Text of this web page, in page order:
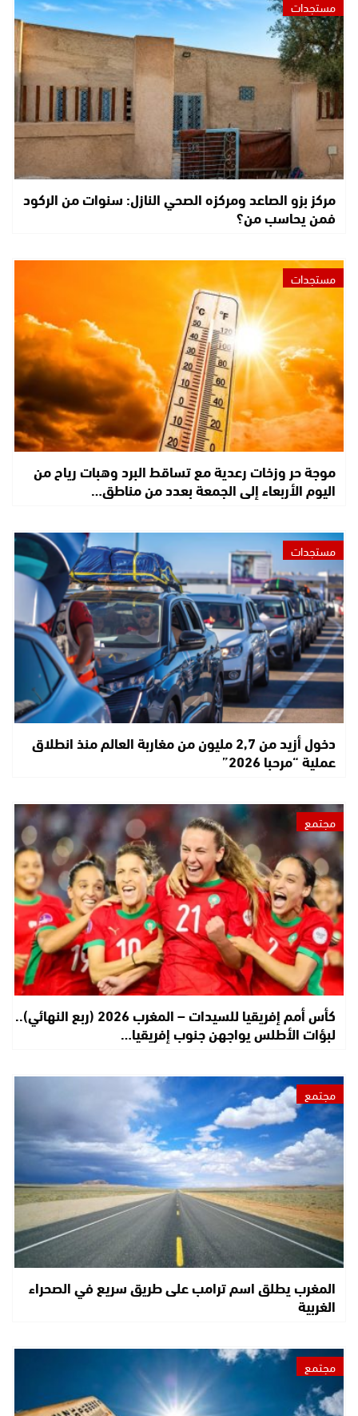
مستجدات
مركز بزو الصاعد ومركزه الصحي النازل: سنوات من الركود
فمن يحاسب من؟
مستجدات
موجة حر وزخات رعدية مع تساقط البرد وهبات رياح من
اليوم الأربعاء إلى الجمعة بعدد من مناطق…
مستجدات
دخول أزيد من 2,7 مليون من مغاربة العالم منذ انطلاق
عملية “مرحبا 2026”
مجتمع
كأس أمم إفريقيا للسيدات – المغرب 2026 (ربع النهائي)..
لبؤات الأطلس يواجهن جنوب إفريقيا…
مجتمع
المغرب يطلق اسم ترامب على طريق سريع في الصحراء
الغربية
مجتمع